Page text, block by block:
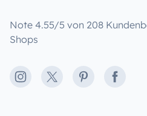
Note 4.55/5 von 208
Shops
Instagram
X PinterestFacebook